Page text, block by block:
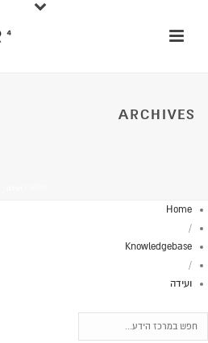
ARCHIVES
Home
/
Knowledgebase
/
ועידה